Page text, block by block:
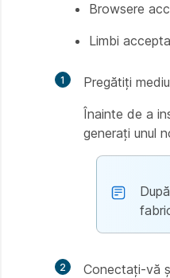
Browsere
Limbi
1
Pregătiți
Înainte de a
generați unul
2
Conectați-vă